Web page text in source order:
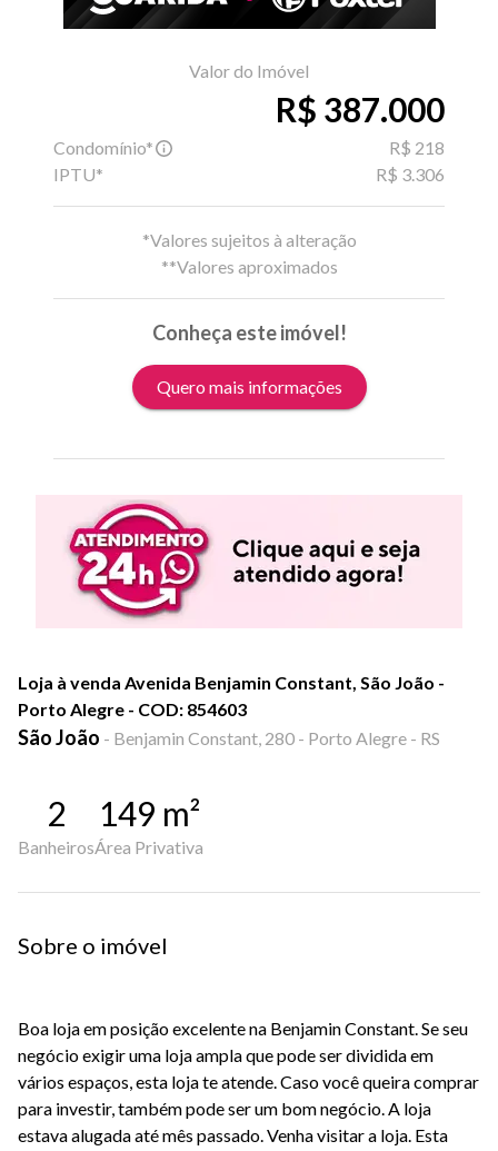
Valor do Imóvel
R$ 387.000
Condomínio*
R$ 218
IPTU*
R$ 3.306
*Valores sujeitos à alteração
**Valores aproximados
Conheça este imóvel!
Quero mais informações
Loja à venda Avenida Benjamin Constant, São João -
Porto Alegre - COD: 854603
São João - Benjamin Constant, 280 - Porto Alegre - RS
2
Banheiros
149 m²
Área Privativa
Sobre o imóvel
Boa loja em posição excelente na Benjamin Constant. Se seu
negócio exigir uma loja ampla que pode ser dividida em
vários espaços, esta loja te atende. Caso você queira comprar
para investir, também pode ser um bom negócio. A loja
estava alugada até mês passado. Venha visitar a loja. Esta